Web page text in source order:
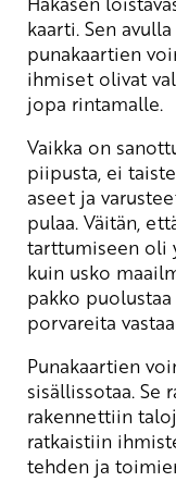
kaarti. Sen
punakaartien
ihmiset olivat
jopa rintamalle.
Vaikka on
piipusta, ei
aseet ja
pulaa. Väitän,
tarttumiseen oli
kuin usko
pakko
porvareita
Punakaartien
sisällissotaa. Se
rakennettiin
ratkaistiin
tehden ja